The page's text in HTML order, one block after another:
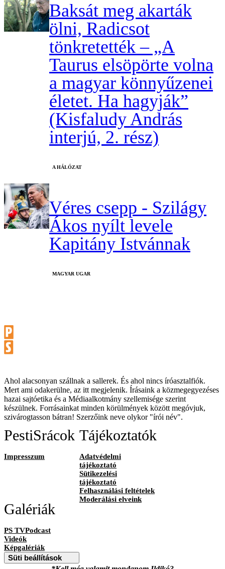
Baksát meg akarták
ölni, Radicsot
tönkretették – „A
Taurus elsöpörte volna
a magyar könnyűzenei
életet. Ha hagyják”
(Kisfaludy András
interjú, 2. rész)
A HÁLÓZAT
Véres csepp - Szilágy
Ákos nyílt levele
Kapitány Istvánnak
MAGYAR UGAR
Ahol alacsonyan szállnak a sallerek. És ahol nincs íróasztalfiók.
Mert ami odakerülne, az itt megjelenik. Írásaink a közmegegyezéses
hazai sajtóetika és a Médiaalkotmány szellemisége szerint
készülnek. Forrásainkat minden körülmények között megóvjuk,
szivárogtasson bátran! Szerzőink neve olykor "írói név".
PestiSrácok
Impresszum
Tájékoztatók
Adatvédelmi
tájékoztató
Sütikezelési
tájékoztató
Felhasználási feltételek
Moderálási elveink
Galériák
PS TVPodcast
Videók
Képgalériák
Süti beállítások